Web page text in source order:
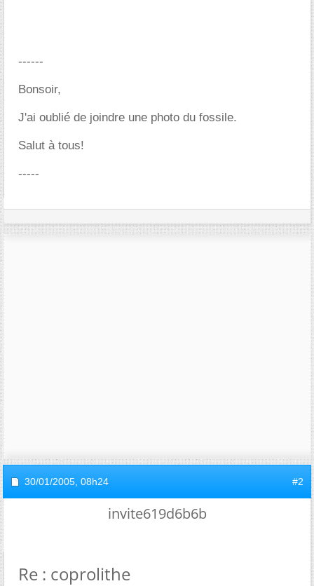
------
Bonsoir,
J'ai oublié de joindre une photo du fossile.
Salut à tous!
-----
30/01/2005, 08h24 #2
invite619d6b6b
Re : coprolithe